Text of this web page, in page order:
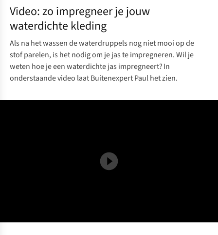
Video: zo impregneer je jouw
waterdichte kleding
Als na het wassen de waterdruppels nog niet mooi op de
stof parelen, is het nodig om je jas te impregneren. Wil je
weten hoe je een waterdichte jas impregneert? In
onderstaande video laat Buitenexpert Paul het zien.